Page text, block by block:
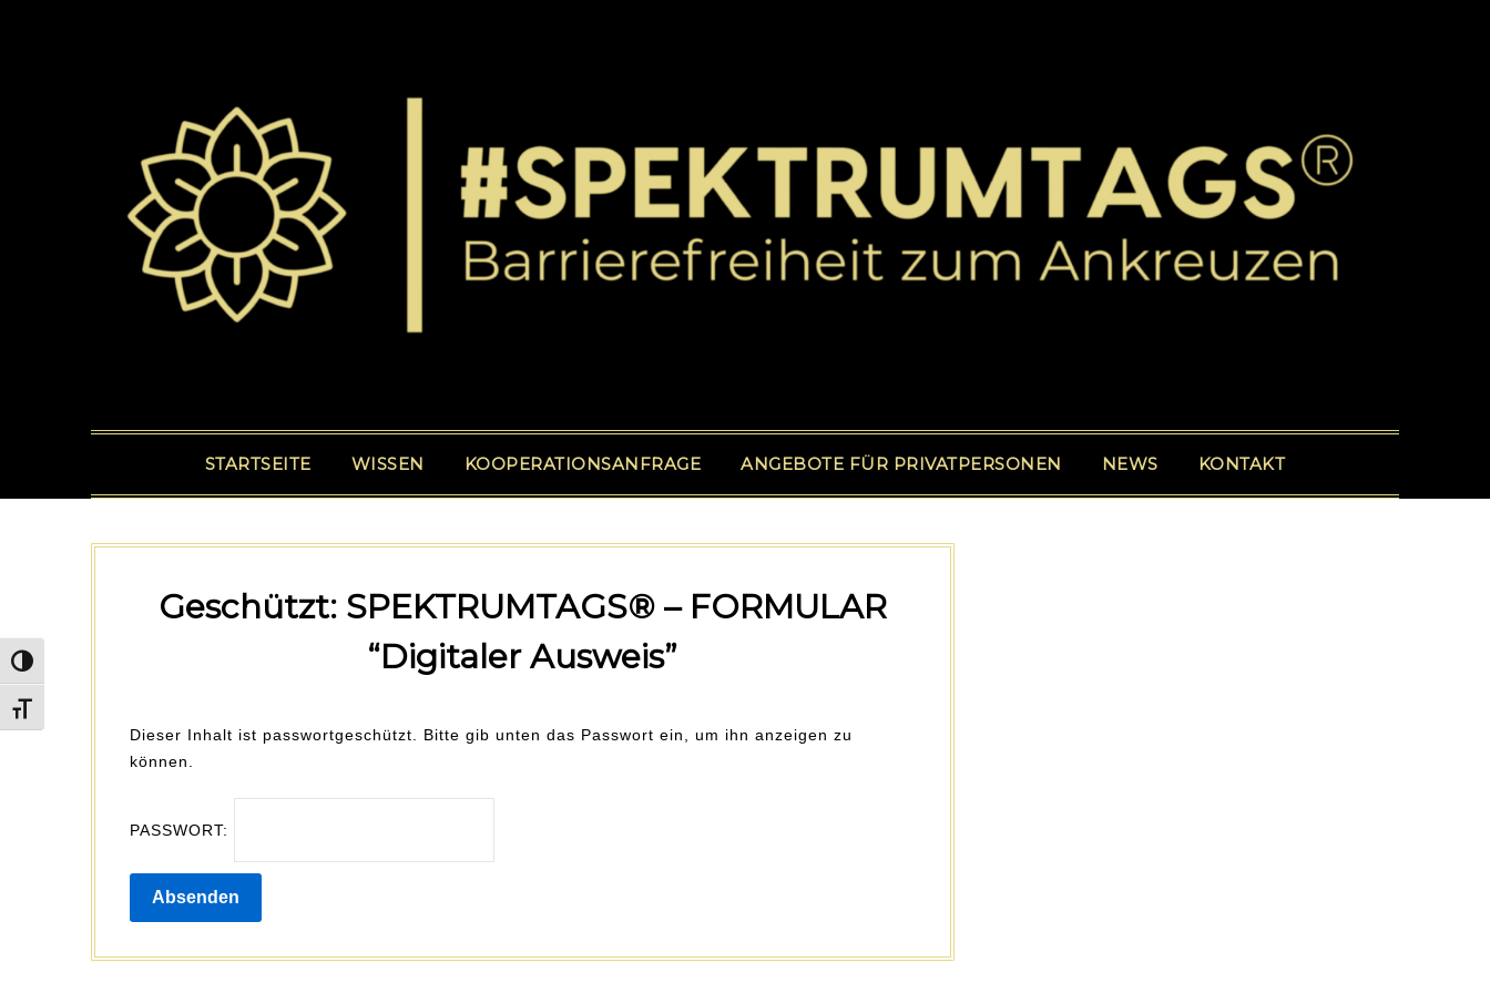
Umschalten auf hohe Kontraste
Schrift vergrößern
STARTSEITE WISSEN KOOPERATIONSANFRAGE ANGEBOTE FÜR PRIVATPERSONEN NEWS KONTAKT
Geschützt: SPEKTRUMTAGS® – FORMULAR
“Digitaler Ausweis”
Dieser Inhalt ist passwortgeschützt. Bitte gib unten das Passwort ein, um ihn anzeigen zu
können.
PASSWORT: